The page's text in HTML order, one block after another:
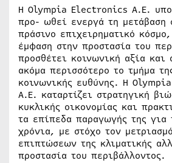
Η Olympia Electronics Α.Ε.
προ- ωθεί ενεργά τη μετάβαση
πράσινο επιχειρηματικό
έμφαση στην προστασία του
προσθέτει κοινωνική αξία και
ακόμα περισσότερο το τμήμα
κοινωνικής ευθύνης. Η
A.E. καταρτίζει στρατηγική
κυκλικής οικονομίας και
τα επίπεδα παραγωγής της για
χρόνια, με στόχο τον
επιπτώσεων της κλιματικής
προστασία του περιβάλλοντος.